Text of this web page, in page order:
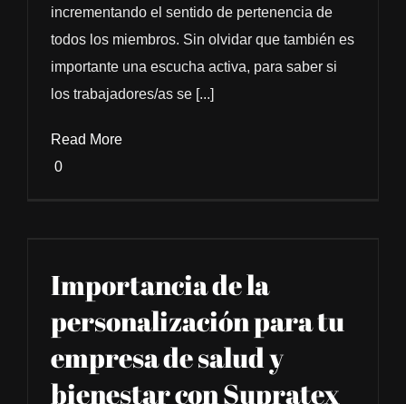
incrementando el sentido de pertenencia de
todos los miembros. Sin olvidar que también es
importante una escucha activa, para saber si
los trabajadores/as se [...]
Read More
0
Importancia de la
personalización para tu
empresa de salud y
bienestar con Supratex